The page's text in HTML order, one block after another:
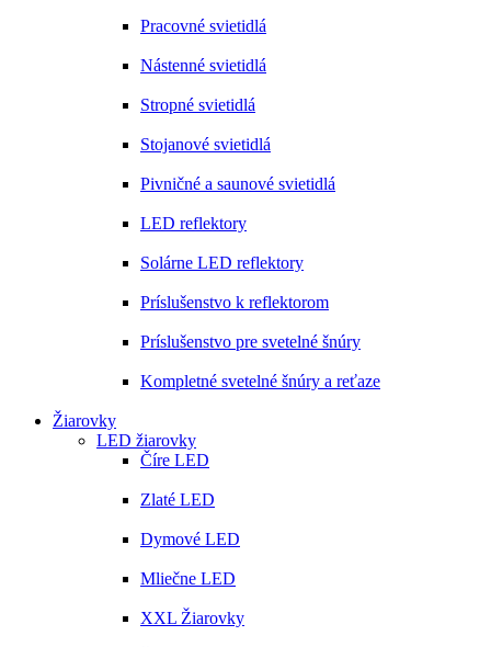
Pracovné svietidlá
Nástenné svietidlá
Stropné svietidlá
Stojanové svietidlá
Pivničné a saunové svietidlá
LED reflektory
Solárne LED reflektory
Príslušenstvo k reflektorom
Príslušenstvo pre svetelné šnúry
Kompletné svetelné šnúry a reťaze
Žiarovky
LED žiarovky
Číre LED
Zlaté LED
Dymové LED
Mliečne LED
XXL Žiarovky